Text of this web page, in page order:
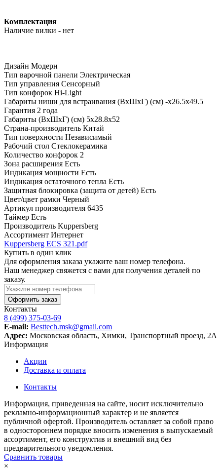
Комплектация
Наличие вилки - нет
Дизайн Модерн
Тип варочной панели Электрическая
Тип управления Сенсорный
Тип конфорок Hi-Light
Габариты ниши для встраивания (ВхШхГ) (см) -х26.5х49.5
Гарантия 2 года
Габариты (ВхШхГ) (см) 5х28.8х52
Страна-производитель Китай
Тип поверхности Независимый
Рабочий стол Стеклокерамика
Количество конфорок 2
Зона расширения Есть
Индикация мощности Есть
Индикация остаточного тепла Есть
Защитная блокировка (защита от детей) Есть
Цвет/цвет рамки Черный
Артикул производителя 6435
Таймер Есть
Производитель Kuppersberg
Ассортимент Интернет
Kuppersberg ECS 321.pdf
Купить в один клик
Для оформления заказа укажите ваш номер телефона.
Наш менеджер свяжется с вами для получения деталей по
заказу.
Оформить заказ
Контакты
8 (499) 375-03-69
E-mail: Besttech.msk@gmail.com
Адрес: Московская область, Химки, Транспортный проезд, 2А
Информация
Акции
Доставка и оплата
Контакты
Информация, приведенная на сайте, носит исключительно
рекламно-информационный характер и не является
публичной офертой. Производитель оставляет за собой право
в одностороннем порядке вносить изменения в выпускаемый
ассортимент, его конструктив и внешний вид без
предварительного уведомления.
Сравнить товары
×